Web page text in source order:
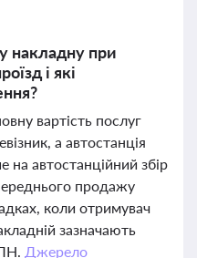
накладну при
і які
вартість послуг
а автостанція
автостанційний збір
продажу
коли отримувач
зазначають
Джерело